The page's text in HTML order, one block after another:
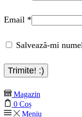
Email *
Salvează-mi
Magazin
0 Coș
Meniu